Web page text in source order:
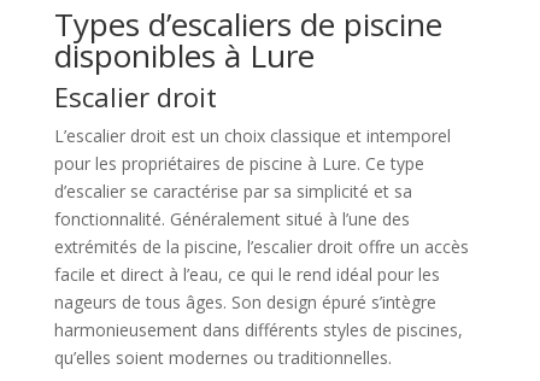
Types d’escaliers de piscine
disponibles à Lure
Escalier droit
L’escalier droit est un choix classique et intemporel
pour les propriétaires de piscine à Lure. Ce type
d’escalier se caractérise par sa simplicité et sa
fonctionnalité. Généralement situé à l’une des
extrémités de la piscine, l’escalier droit offre un accès
facile et direct à l’eau, ce qui le rend idéal pour les
nageurs de tous âges. Son design épuré s’intègre
harmonieusement dans différents styles de piscines,
qu’elles soient modernes ou traditionnelles.